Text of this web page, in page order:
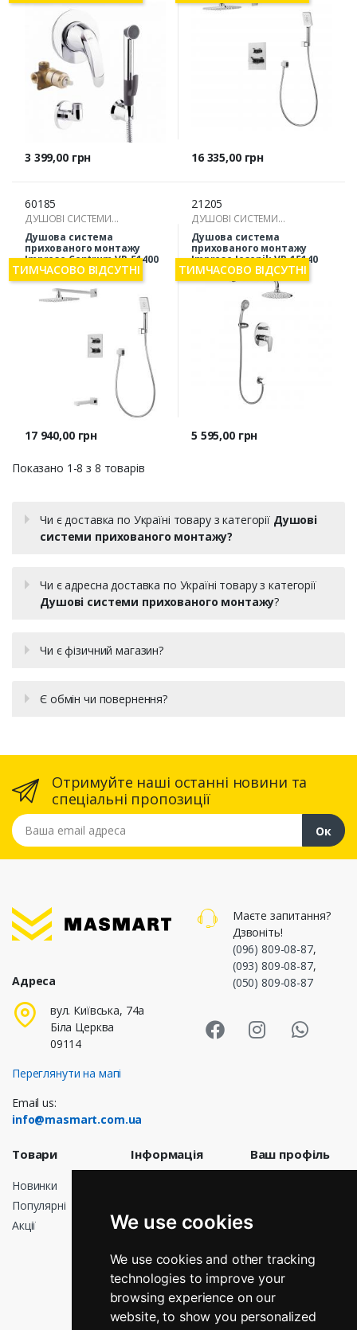
We use cookies
We use cookies and other tracking
technologies to improve your
browsing experience on our
website, to show you personalized
Ціна
3 399,00 грн Ціна
16 335,00 грн
60185
ДУШОВІ СИСТЕМИ
ПРИХОВАНОГО МОНТАЖУ
Душова система
прихованого монтажу
Imprese Centrum VR-51400
хром
Ціна
17 940,00 грн
ТИМЧАСОВО ВІДСУТНІ
21205
ДУШОВІ СИСТЕМИ
ПРИХОВАНОГО МОНТАЖУ
Душова система
прихованого монтажу
Imprese Jesenik VR-15140
Ціна
5 595,00 грн
ТИМЧАСОВО ВІДСУТНІ
Показано 1-8 з 8 товарів
Чи є доставка по Україні товару з категорії Душові
системи прихованого монтажу?
Чи є адресна доставка по Україні товару з категорії
Душові системи прихованого монтажу?
Чи є фізичний магазин?
Є обмін чи повернення?
Отримуйте наші останні новини та
спеціальні пропозиції
Ваша email адреса
Ок
Адреса
вул. Київська, 74а
Біла Церква
09114
Переглянути на мапі
Email us:
info@masmart.com.ua
Маєте запитання?
Дзвоніть!
(096) 809-08-87,
(093) 809-08-87,
(050) 809-08-87
Товари
Новинки
Популярні
Акції
Інформація
публічної
Про нас
Оплата
Повернення і
обмін
Ваш профіль
Кредитні
Адреси
Мої сповіщення
КНОПКА